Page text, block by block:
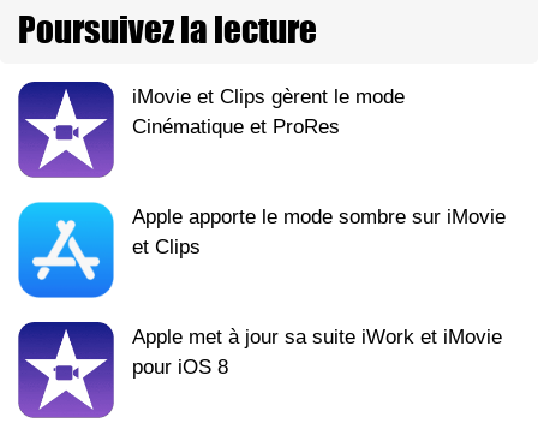
Poursuivez la lecture
iMovie et Clips gèrent le mode
Cinématique et ProRes
Apple apporte le mode sombre sur iMovie
et Clips
Apple met à jour sa suite iWork et iMovie
pour iOS 8